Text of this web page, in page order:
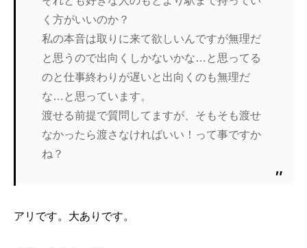
く方がいいのか？
私の本音は取りに来て欲しいんですが無理だ
と思うので出向くしかないかな…と思ってる
のと仕事終わりが遅いと出向くのも無理だ
な…と思っています。
渡せる前提で質問してますが、そもそも渡せ
なかったら渡さなければいい！って事ですか
ね？
アリです。大ありです。